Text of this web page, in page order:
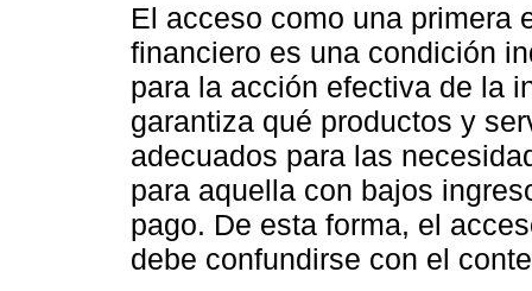
El acceso como una primera
financiero es una condición
para la acción efectiva de la
garantiza qué productos y
adecuados para las
para aquella con bajos
pago. De esta forma, el
debe confundirse con el